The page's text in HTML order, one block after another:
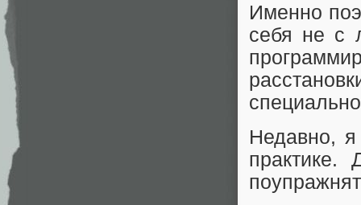
Именно
себя не с
Недавно,
практике.